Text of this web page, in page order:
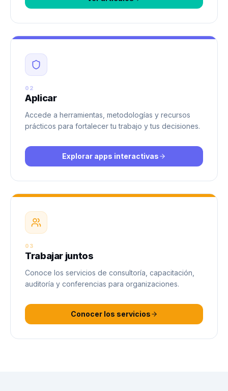
02
Aplicar
Accede a herramientas, metodologías y recursos
prácticos para fortalecer tu trabajo y tus decisiones.
Explorar apps interactivas
03
Trabajar juntos
Conoce los servicios de consultoría, capacitación,
auditoría y conferencias para organizaciones.
Conocer los servicios